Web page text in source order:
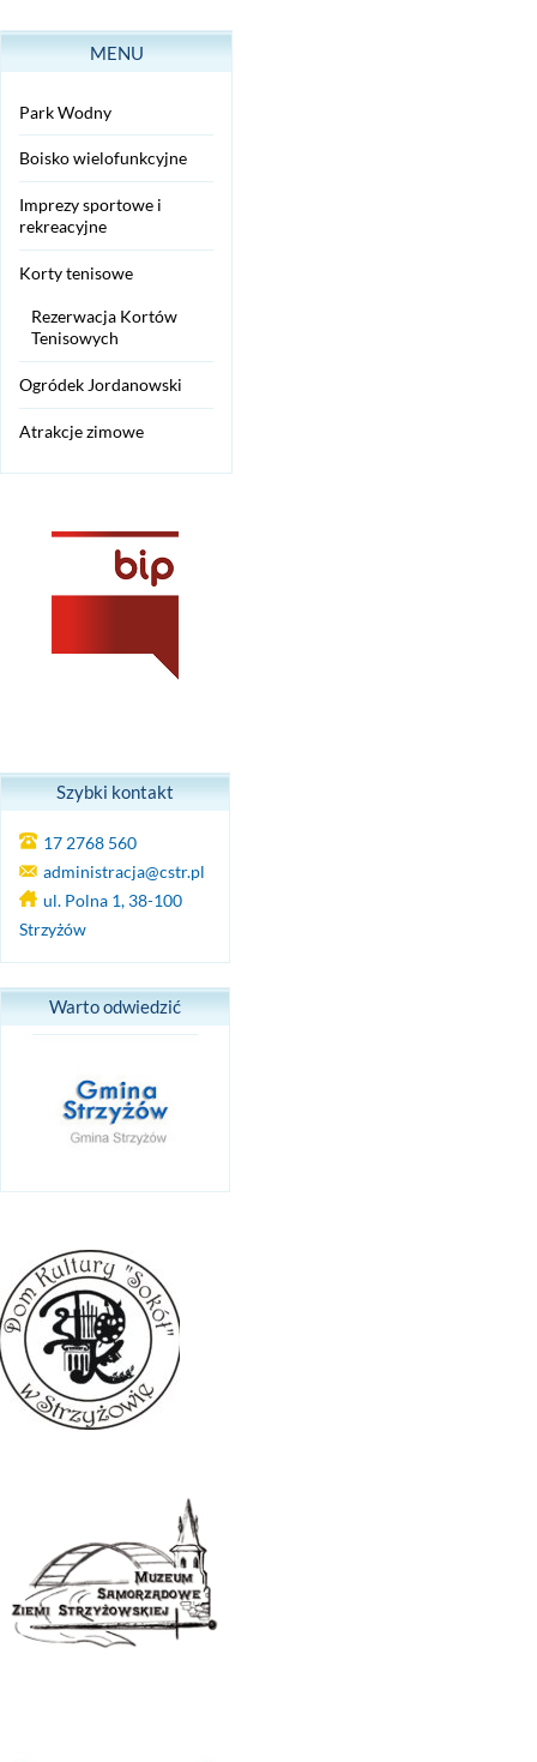
MENU
Park Wodny
Boisko wielofunkcyjne
Imprezy sportowe i
rekreacyjne
Korty tenisowe
Rezerwacja Kortów
Tenisowych
Ogródek Jordanowski
Atrakcje zimowe
Szybki kontakt
17 2768 560
administracja@cstr.pl
ul. Polna 1, 38-100
Strzyżów
Warto odwiedzić